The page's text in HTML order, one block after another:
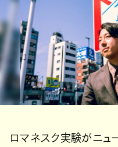
ロマネスク実験がニュ